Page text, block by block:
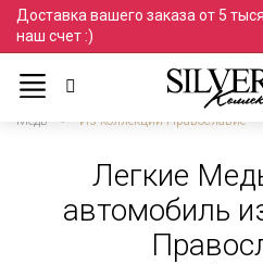
Доставка вашего заказа от 5
наш счет :)
Ювелирные украшения
Иконы
Медь
Из коллекции Православие
Легкие
автомобиль